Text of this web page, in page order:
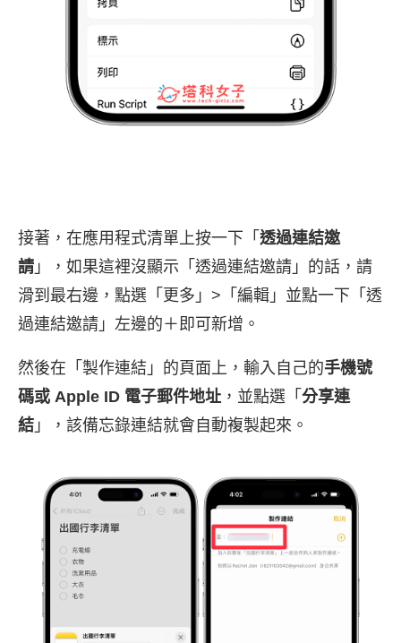
接著，在應用程式清單上按一下「 透過連結邀
請 」，如果這裡沒顯示「透過連結邀請」的話，請
滑到最右邊，點選「更多」>「編輯」並點一下「透
過連結邀請」左邊的＋即可新增。
然後在「製作連結」的頁面上，輸入自己的手機號
碼或 Apple ID 電子郵件地址 ，並點選「 分享連
結 」，該備忘錄連結就會自動複製起來。